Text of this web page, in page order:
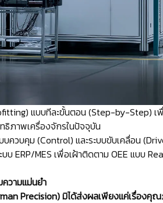
แบบทีละขั้นตอน (Step-by-Step) เ
ธิภาพเครื่องจักรในปัจจุบัน
บควบคุม (Control) และระบบขับเคลื่อน
บ ERP/MES เพื่อเฝ้าติดตาม OEE แบบ
วามแม่นยำ
Precision) มิได้ส่งผลเพียงแค่เรื่อง